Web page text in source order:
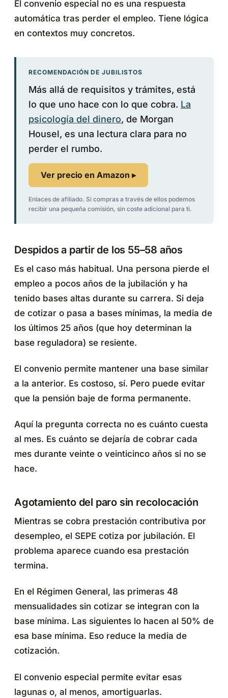
El convenio especial no es una respuesta
automática tras perder el empleo. Tiene lógica
en contextos muy concretos.
RECOMENDACIÓN DE JUBILISTOS
Más allá de requisitos y trámites, está
lo que uno hace con lo que cobra. La
psicología del dinero, de Morgan
Housel, es una lectura clara para no
perder el rumbo.
Ver precio en Amazon ▸
Enlaces de afiliado. Si compras a través de ellos podemos
recibir una pequeña comisión, sin coste adicional para ti.
Despidos a partir de los 55–58 años
Es el caso más habitual. Una persona pierde el
empleo a pocos años de la jubilación y ha
tenido bases altas durante su carrera. Si deja
de cotizar o pasa a bases mínimas, la media de
los últimos 25 años (que hoy determinan la
base reguladora) se resiente.
El convenio permite mantener una base similar
a la anterior. Es costoso, sí. Pero puede evitar
que la pensión baje de forma permanente.
Aquí la pregunta correcta no es cuánto cuesta
al mes. Es cuánto se dejaría de cobrar cada
mes durante veinte o veinticinco años si no se
hace.
Agotamiento del paro sin recolocación
Mientras se cobra prestación contributiva por
desempleo, el SEPE cotiza por jubilación. El
problema aparece cuando esa prestación
termina.
En el Régimen General, las primeras 48
mensualidades sin cotizar se integran con la
base mínima. Las siguientes lo hacen al 50% de
esa base mínima. Eso reduce la media de
cotización.
El convenio especial permite evitar esas
lagunas o, al menos, amortiguarlas.